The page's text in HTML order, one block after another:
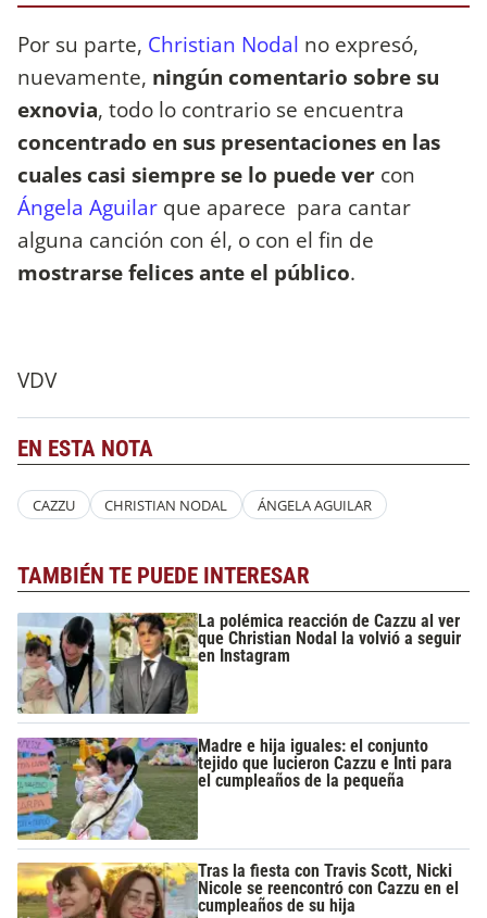
Por su parte, Christian Nodal no expresó,
nuevamente, ningún comentario sobre su
exnovia, todo lo contrario se encuentra
concentrado en sus presentaciones en las
cuales casi siempre se lo puede ver con
Ángela Aguilar que aparece para cantar
alguna canción con él, o con el fin de
mostrarse felices ante el público.
VDV
EN ESTA NOTA
CAZZU CHRISTIAN NODAL ÁNGELA AGUILAR
TAMBIÉN TE PUEDE INTERESAR
La polémica reacción de Cazzu al ver
que Christian Nodal la volvió a seguir
en Instagram
Madre e hija iguales: el conjunto
tejido que lucieron Cazzu e Inti para
el cumpleaños de la pequeña
Tras la fiesta con Travis Scott, Nicki
Nicole se reencontró con Cazzu en el
cumpleaños de su hija